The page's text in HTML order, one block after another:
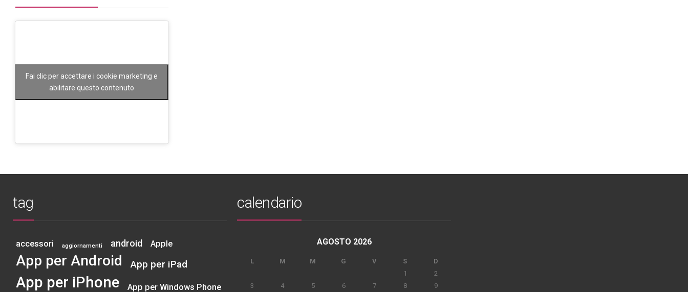
Fai clic per accettare i cookie marketing e
abilitare questo contenuto
tag
accessori aggiornamenti android Apple
App per Android App per iPad
App per iPhone App per Windows Phone
calendario
AGOSTO 2026
L M M G V S
D
1
2
3
4 5 6 7 8 9